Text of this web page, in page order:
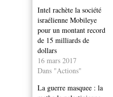
Intel rachète la société
israélienne Mobileye
pour un montant record
de 15 milliards de
dollars
16 mars 2017
Dans "Actions"
La guerre masquee : la